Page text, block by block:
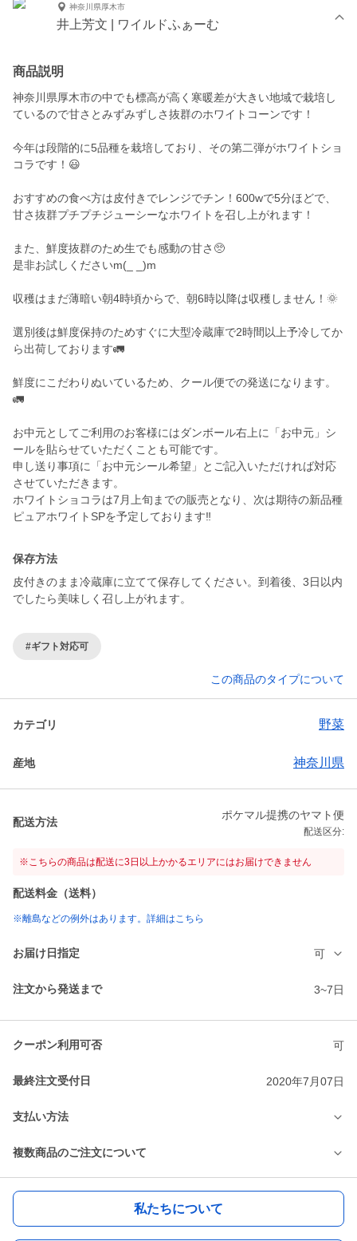
神奈川県厚木市
井上芳文 | ワイルドふぁーむ
商品説明
神奈川県厚木市の中でも標高が高く寒暖差が大きい地域で栽培し
ているので甘さとみずみずしさ抜群のホワイトコーンです！
今年は段階的に5品種を栽培しており、その第二弾がホワイトショ
コラです！😃
おすすめの食べ方は皮付きでレンジでチン！600wで5分ほどで、
甘さ抜群プチプチジューシーなホワイトを召し上がれます！
また、鮮度抜群のため生でも感動の甘さ🥺
是非お試しくださいm(_ _)m
収穫はまだ薄暗い朝4時頃からで、朝6時以降は収穫しません！🌞
選別後は鮮度保持のためすぐに大型冷蔵庫で2時間以上予冷してか
ら出荷しております🚛
鮮度にこだわりぬいているため、クール便での発送になります。
🚛
お中元としてご利用のお客様にはダンボール右上に「お中元」シ
ールを貼らせていただくことも可能です。
申し送り事項に「お中元シール希望」とご記入いただければ対応
させていただきます。
ホワイトショコラは7月上旬までの販売となり、次は期待の新品種
ピュアホワイトSPを予定しております‼️
保存方法
皮付きのまま冷蔵庫に立てて保存してください。到着後、3日以内
でしたら美味しく召し上がれます。
#ギフト対応可
この商品のタイプについて
カテゴリ 野菜
産地 神奈川県
配送方法
ポケマル提携のヤマト便
配送区分:
※こちらの商品は配送に3日以上かかるエリアにはお届けできません
配送料金（送料）
※離島などの例外はあります。詳細はこちら
お届け日指定 可
注文から発送まで 3~7日
クーポン利用可否 可
最終注文受付日 2020年7月07日
支払い方法
複数商品のご注文について
私たちについて